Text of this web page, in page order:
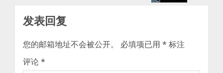
发表回复
您的邮箱地址不会被公开。 必填项已用 * 标注
评论*